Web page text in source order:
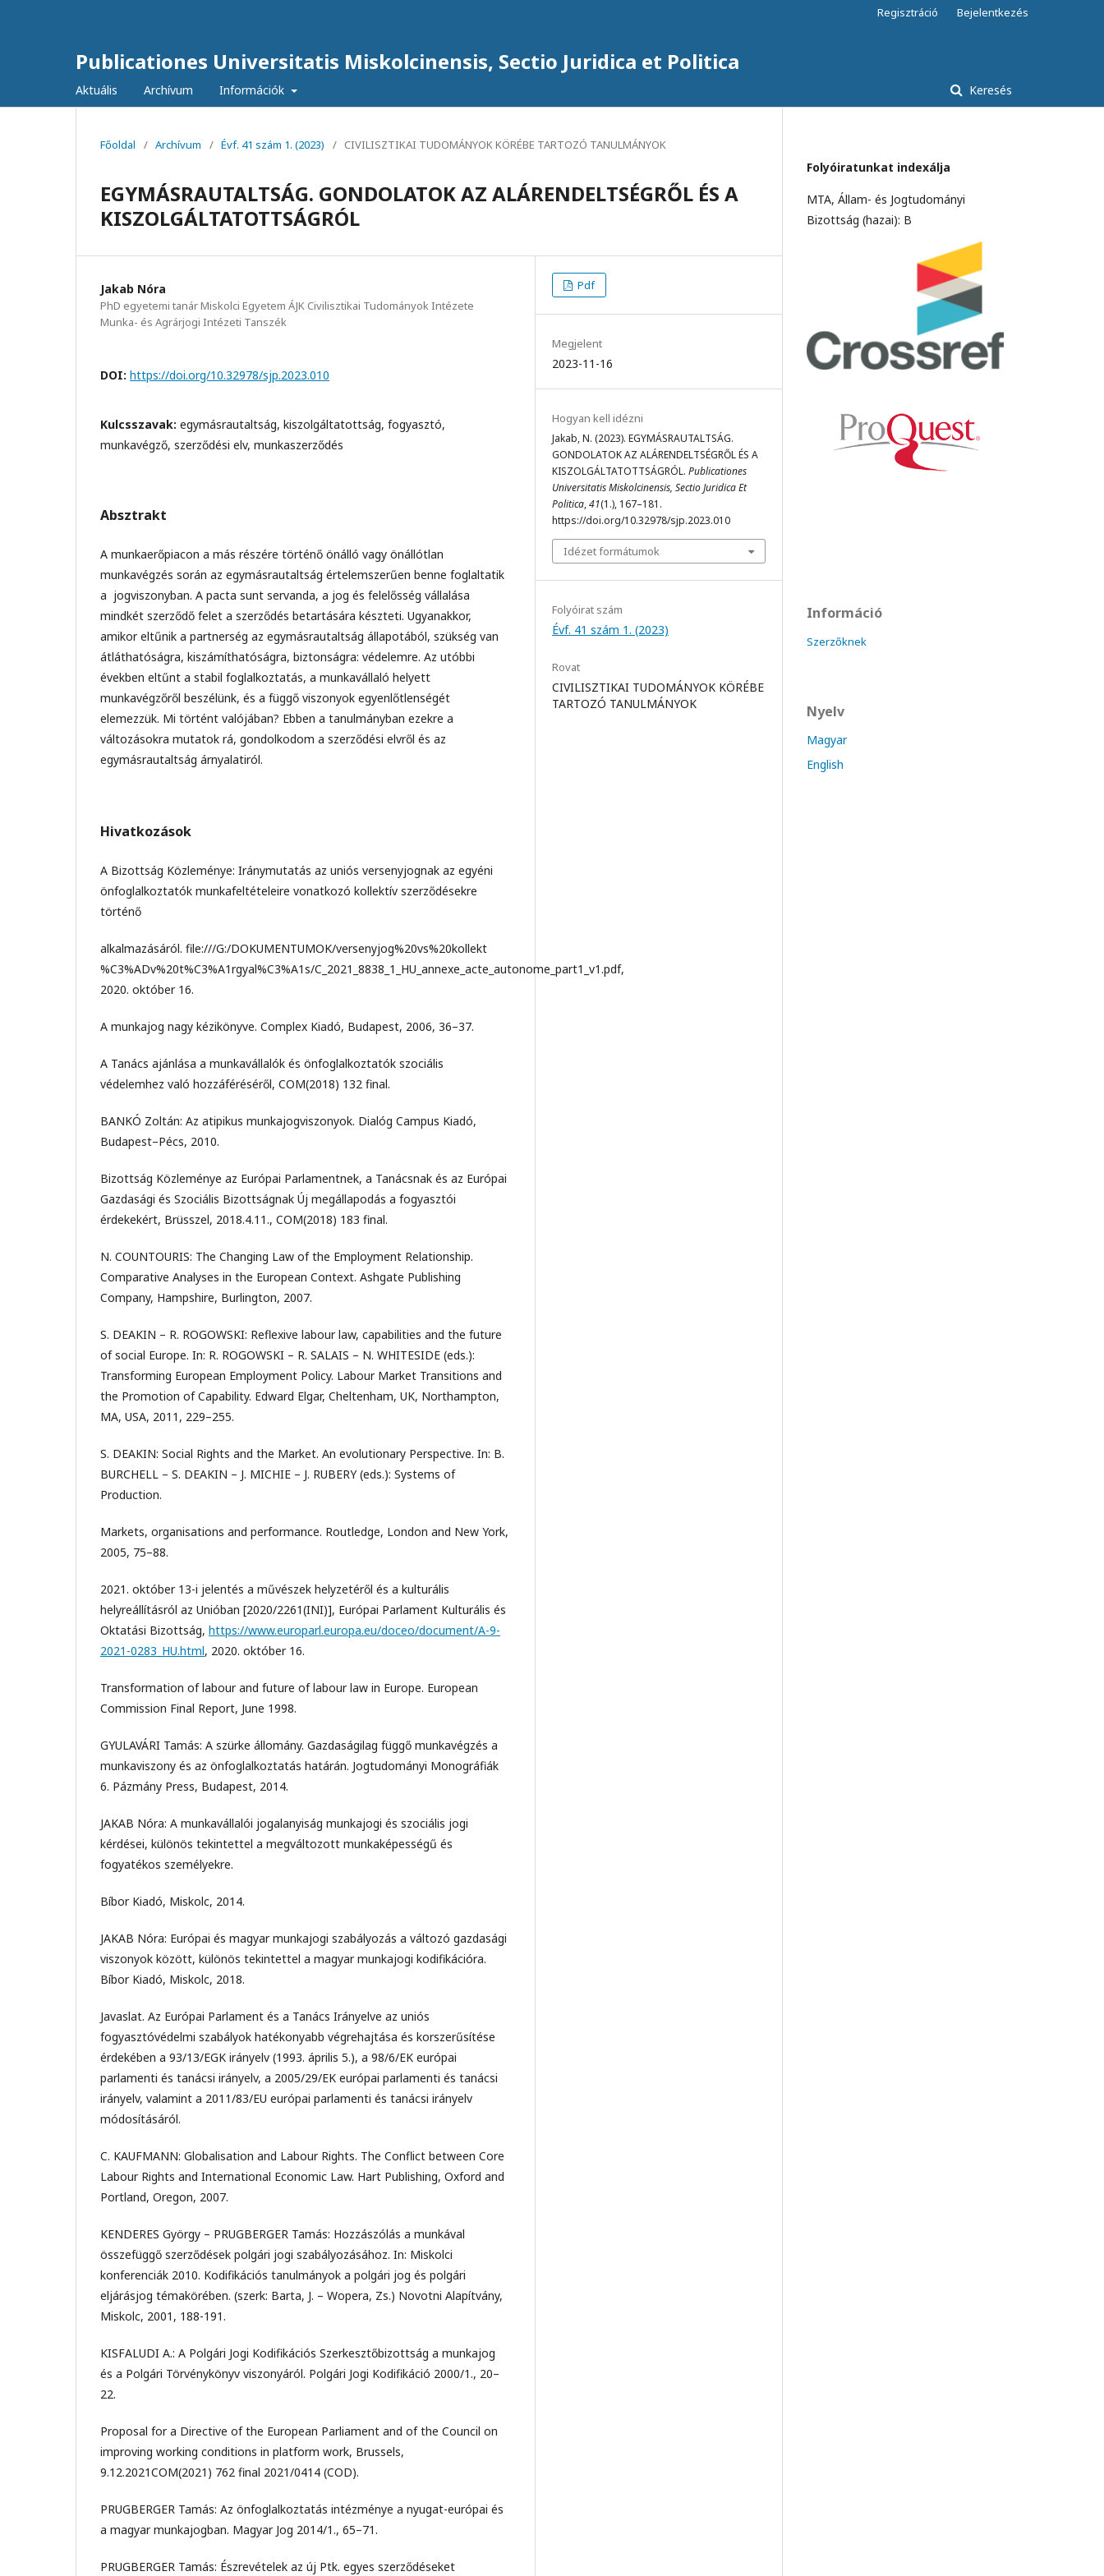
Publicationes Universitatis Miskolcinensis, Sectio Juridica et Politica
Aktuális Archívum Információk Keresés
Regisztráció Bejelentkezés
Főoldal / Archívum / Évf. 41 szám 1. (2023) / CIVILISZTIKAI TUDOMÁNYOK KÖRÉBE TARTOZÓ TANULMÁNYOK
EGYMÁSRAUTALTSÁG. GONDOLATOK AZ ALÁRENDELTSÉGRŐL ÉS A
KISZOLGÁLTATOTTSÁGRÓL
Jakab Nóra
PhD egyetemi tanár Miskolci Egyetem ÁJK Civilisztikai Tudományok Intézete
Munka- és Agrárjogi Intézeti Tanszék
DOI: https://doi.org/10.32978/sjp.2023.010
Kulcsszavak: egymásrautaltság, kiszolgáltatottság, fogyasztó,
munkavégző, szerződési elv, munkaszerződés
Absztrakt
A munkaerőpiacon a más részére történő önálló vagy önállótlan
munkavégzés során az egymásrautaltság értelemszerűen benne foglaltatik
a jogviszonyban. A pacta sunt servanda, a jog és felelősség vállalása
mindkét szerződő felet a szerződés betartására készteti. Ugyanakkor,
amikor eltűnik a partnerség az egymásrautaltság állapotából, szükség van
átláthatóságra, kiszámíthatóságra, biztonságra: védelemre. Az utóbbi
években eltűnt a stabil foglalkoztatás, a munkavállaló helyett
munkavégzőről beszélünk, és a függő viszonyok egyenlőtlenségét
elemezzük. Mi történt valójában? Ebben a tanulmányban ezekre a
változásokra mutatok rá, gondolkodom a szerződési elvről és az
egymásrautaltság árnyalatiról.
Hivatkozások
A Bizottság Közleménye: Iránymutatás az uniós versenyjognak az egyéni
önfoglalkoztatók munkafeltételeire vonatkozó kollektív szerződésekre
történő
alkalmazásáról. file:///G:/DOKUMENTUMOK/versenyjog%20vs%20kollekt
%C3%ADv%20t%C3%A1rgyal%C3%A1s/C_2021_8838_1_HU_annexe_acte_autonome_part1_v1.pdf,
2020. október 16.
A munkajog nagy kézikönyve. Complex Kiadó, Budapest, 2006, 36–37.
A Tanács ajánlása a munkavállalók és önfoglalkoztatók szociális
védelemhez való hozzáféréséről, COM(2018) 132 final.
BANKÓ Zoltán: Az atipikus munkajogviszonyok. Dialóg Campus Kiadó,
Budapest–Pécs, 2010.
Bizottság Közleménye az Európai Parlamentnek, a Tanácsnak és az Európai
Gazdasági és Szociális Bizottságnak Új megállapodás a fogyasztói
érdekekért, Brüsszel, 2018.4.11., COM(2018) 183 final.
N. COUNTOURIS: The Changing Law of the Employment Relationship.
Comparative Analyses in the European Context. Ashgate Publishing
Company, Hampshire, Burlington, 2007.
S. DEAKIN – R. ROGOWSKI: Reflexive labour law, capabilities and the future
of social Europe. In: R. ROGOWSKI – R. SALAIS – N. WHITESIDE (eds.):
Transforming European Employment Policy. Labour Market Transitions and
the Promotion of Capability. Edward Elgar, Cheltenham, UK, Northampton,
MA, USA, 2011, 229–255.
S. DEAKIN: Social Rights and the Market. An evolutionary Perspective. In: B.
BURCHELL – S. DEAKIN – J. MICHIE – J. RUBERY (eds.): Systems of
Production.
Markets, organisations and performance. Routledge, London and New York,
2005, 75–88.
2021. október 13-i jelentés a művészek helyzetéről és a kulturális
helyreállításról az Unióban [2020/2261(INI)], Európai Parlament Kulturális és
Oktatási Bizottság, https://www.europarl.europa.eu/doceo/document/A-9-
2021-0283_HU.html, 2020. október 16.
Transformation of labour and future of labour law in Europe. European
Commission Final Report, June 1998.
GYULAVÁRI Tamás: A szürke állomány. Gazdaságilag függő munkavégzés a
munkaviszony és az önfoglalkoztatás határán. Jogtudományi Monográfiák
6. Pázmány Press, Budapest, 2014.
JAKAB Nóra: A munkavállalói jogalanyiság munkajogi és szociális jogi
kérdései, különös tekintettel a megváltozott munkaképességű és
fogyatékos személyekre.
Bíbor Kiadó, Miskolc, 2014.
JAKAB Nóra: Európai és magyar munkajogi szabályozás a változó gazdasági
viszonyok között, különös tekintettel a magyar munkajogi kodifikációra.
Bíbor Kiadó, Miskolc, 2018.
Javaslat. Az Európai Parlament és a Tanács Irányelve az uniós
fogyasztóvédelmi szabályok hatékonyabb végrehajtása és korszerűsítése
érdekében a 93/13/EGK irányelv (1993. április 5.), a 98/6/EK európai
parlamenti és tanácsi irányelv, a 2005/29/EK európai parlamenti és tanácsi
irányelv, valamint a 2011/83/EU európai parlamenti és tanácsi irányelv
módosításáról.
C. KAUFMANN: Globalisation and Labour Rights. The Conflict between Core
Labour Rights and International Economic Law. Hart Publishing, Oxford and
Portland, Oregon, 2007.
KENDERES György – PRUGBERGER Tamás: Hozzászólás a munkával
összefüggő szerződések polgári jogi szabályozásához. In: Miskolci
konferenciák 2010. Kodifikációs tanulmányok a polgári jog és polgári
eljárásjog témakörében. (szerk: Barta, J. – Wopera, Zs.) Novotni Alapítvány,
Miskolc, 2001, 188-191.
KISFALUDI A.: A Polgári Jogi Kodifikációs Szerkesztőbizottság a munkajog
és a Polgári Törvénykönyv viszonyáról. Polgári Jogi Kodifikáció 2000/1., 20–
22.
Proposal for a Directive of the European Parliament and of the Council on
improving working conditions in platform work, Brussels,
9.12.2021COM(2021) 762 final 2021/0414 (COD).
PRUGBERGER Tamás: Az önfoglalkoztatás intézménye a nyugat-európai és
a magyar munkajogban. Magyar Jog 2014/1., 65–71.
PRUGBERGER Tamás: Észrevételek az új Ptk. egyes szerződéseket
Pdf
Megjelent
2023-11-16
Hogyan kell idézni
Jakab, N. (2023). EGYMÁSRAUTALTSÁG.
GONDOLATOK AZ ALÁRENDELTSÉGRŐL ÉS A
KISZOLGÁLTATOTTSÁGRÓL. Publicationes
Universitatis Miskolcinensis, Sectio Juridica Et
Politica,41(1.), 167–181.
https://doi.org/10.32978/sjp.2023.010
Idézet formátumok
Folyóirat szám
Évf. 41 szám 1. (2023)
Rovat
CIVILISZTIKAI TUDOMÁNYOK KÖRÉBE
TARTOZÓ TANULMÁNYOK
Folyóiratunkat indexálja
MTA, Állam- és Jogtudományi
Bizottság (hazai): B
Információ
Szerzőknek
Nyelv
Magyar
English